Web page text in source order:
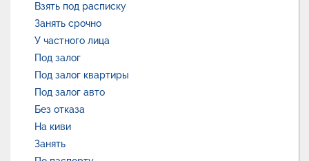
Взять под расписку
Занять срочно
У частного лица
Под залог
Под залог квартиры
Под залог авто
Без отказа
На киви
Занять